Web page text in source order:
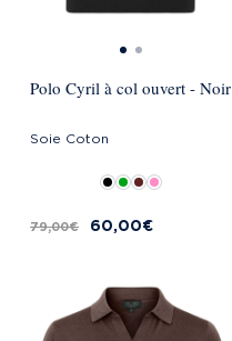
Polo Cyril à col ouvert - Noir
Soie Coton
79,00 € 60,00 €